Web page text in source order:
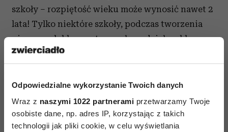
Odpowiedzialne wykorzystanie Twoich danych
Wraz z naszymi 1022 partnerami przetwarzamy Twoje
osobiste dane, np. adres IP, korzystając z takich
technologii jak pliki cookie, w celu wyświetlania
szkoły – rozpiętość wieku może wynosić nawet 2
lata! Tylko niektóre szkoły, podczas tworzenia
pierwszych klas, zastosowały podział na klasy
sześcio i siedmiolatków.
z umysłowym to przy tej różnicypotrzeby dzieci
będą zupełnie inne – komentuje Katarzyna
Czekierda. – Można uczyć dzieci w różnym